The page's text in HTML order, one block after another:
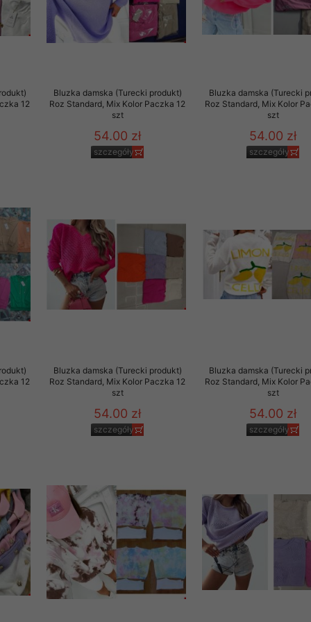
12
Bluzka damska (Turecki produkt)
Roz Standard, Mix Kolor Paczka 12
szt
54.00 zł
szczegóły
Bluzka damska (Turecki
Roz Standard, Mix Kolor
szt
54.00 zł
szczegóły
12
Bluzka damska (Turecki produkt)
Roz Standard, Mix Kolor Paczka 12
szt
54.00 zł
szczegóły
Bluzka damska (Turecki
Roz Standard, Mix Kolor
szt
54.00 zł
szczegóły
wycofanie zgody nie
oraz usunięcia
zautomatyzowanemu
osobowych.
udzielonego przez
sierpnia 1997 r. o
przechowujemy na
danych w celu
osobom trzecim,
komputerze Klienta
naszej oferty do
internetowej
tych plików
na komputerze